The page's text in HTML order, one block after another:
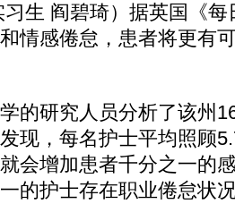
阎碧琦）据英国《每
情感倦怠，患者将更有
研究人员分析了该州
现，每名护士平均照顾
会增加患者千分之一的
的护士存在职业倦怠状